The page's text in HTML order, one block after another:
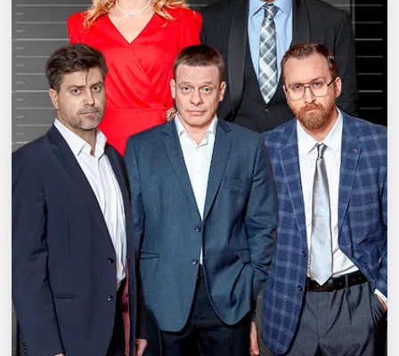
Рейтинги